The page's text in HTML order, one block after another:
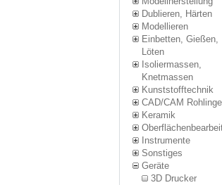
Dublieren, Härten
Modellieren
Einbetten, Gießen,
Löten
Isoliermassen,
Knetmassen
Kunststofftechnik
CAD/CAM Rohlinge
Keramik
Instrumente
Sonstiges
Geräte
3D Drucker